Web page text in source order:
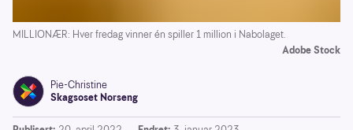
MILLIONÆR: Hver fredag vinner én spiller 1 million i Nabolaget.
Adobe Stock
Pie-Christine
Skagsoset Norseng